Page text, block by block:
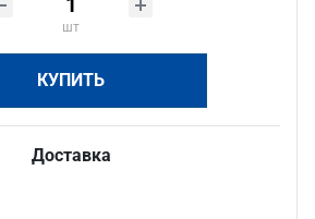
шт
КУПИТЬ
Доставка